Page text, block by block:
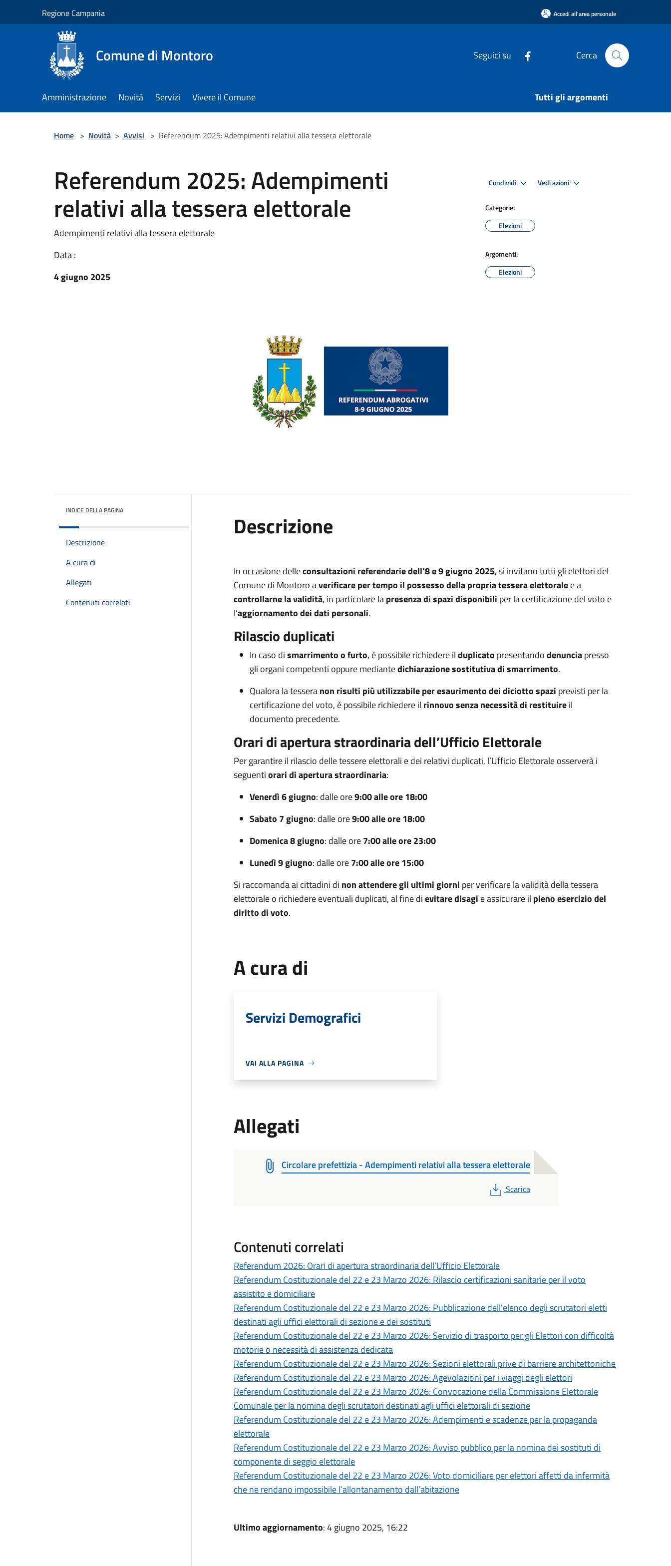
Regione Campania Accedi all'area personale
Comune di Montoro Seguici su Cerca
Amministrazione Novità Servizi Vivere il Comune Tutti gli argomenti
Home > Novità > Avvisi > Referendum 2025: Adempimenti relativi alla tessera elettorale
Referendum 2025: Adempimenti
relativi alla tessera elettorale
Adempimenti relativi alla tessera elettorale
Data :
4 giugno 2025
Condividi Vedi azioni
Categorie:
Elezioni
Argomenti:
Elezioni
INDICE DELLA PAGINA
Descrizione
A cura di
Allegati
Contenuti correlati
Descrizione
In occasione delleconsultazioni referendarie dell’8 e 9 giugno 2025, si invitano tutti gli elettori del
Comune di Montoro averificare per tempo il possesso della propria tessera elettoralee a
controllarne la validità, in particolare lapresenza di spazi disponibili per la certificazione del voto e
l’aggiornamento dei dati personali.
Rilascio duplicati
In caso dismarrimento o furto, è possibile richiedere ilduplicato presentandodenunciapresso
gli organi competenti oppure mediantedichiarazione sostitutiva di smarrimento.
Qualora la tesseranon risulti più utilizzabile per esaurimento dei diciotto spazi previsti per la
certificazione del voto, è possibile richiedere il rinnovosenza necessità di restituireil
documento precedente.
Orari di apertura straordinaria dell’Ufficio Elettorale
Per garantire il rilascio delle tessere elettorali e dei relativi duplicati, l’Ufficio Elettorale osserverà i
seguentiorari di apertura straordinaria:
Venerdì 6 giugno: dalle ore9:00 alle ore 18:00
Sabato 7 giugno: dalle ore9:00 alle ore 18:00
Domenica 8 giugno: dalle ore7:00 alle ore 23:00
Lunedì 9 giugno: dalle ore7:00 alle ore 15:00
Si raccomanda ai cittadini di non attendere gli ultimi giorni per verificare la validità della tessera
elettorale o richiedere eventuali duplicati, al fine dievitare disagi e assicurare il pieno esercizio del
diritto di voto.
A cura di
Servizi Demografici
VAI ALLA PAGINA
Allegati
Circolare prefettizia - Adempimenti relativi alla tessera elettorale
PDF
Scarica
Contenuti correlati
Referendum 2026: Orari di apertura straordinaria dell’Ufficio Elettorale
Referendum Costituzionale del 22 e 23 Marzo 2026: Rilascio certificazioni sanitarie per il voto
assistito e domiciliare
Referendum Costituzionale del 22 e 23 Marzo 2026: Pubblicazione dell'elenco degli scrutatori eletti
destinati agli uffici elettorali di sezione e dei sostituti
Referendum Costituzionale del 22 e 23 Marzo 2026: Servizio di trasporto per gli Elettori con difficoltà
motorie o necessità di assistenza dedicata
Referendum Costituzionale del 22 e 23 Marzo 2026: Sezioni elettorali prive di barriere architettoniche
Referendum Costituzionale del 22 e 23 Marzo 2026: Agevolazioni per i viaggi degli elettori
Referendum Costituzionale del 22 e 23 Marzo 2026: Convocazione della Commissione Elettorale
Comunale per la nomina degli scrutatori destinati agli uffici elettorali di sezione
Referendum Costituzionale del 22 e 23 Marzo 2026: Adempimenti e scadenze per la propaganda
elettorale
Referendum Costituzionale del 22 e 23 Marzo 2026: Avviso pubblico per la nomina dei sostituti di
componente di seggio elettorale
Referendum Costituzionale del 22 e 23 Marzo 2026: Voto domiciliare per elettori affetti da infermità
che ne rendano impossibile l’allontanamento dall’abitazione
Ultimo aggiornamento: 4 giugno 2025, 16:22